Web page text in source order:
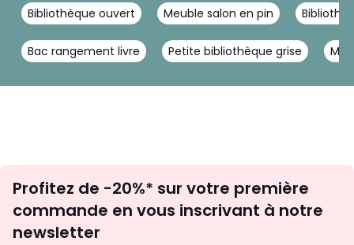
Bibliothèque ouvert Meuble salon en pin
Bac rangement livre Petite bibliothèque grise
newsletter
Profitez de -20%* sur votre première
commande en vous inscrivant à notre
newsletter